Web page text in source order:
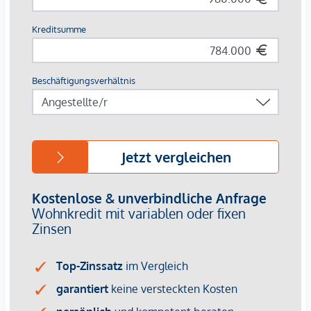
Bodenbelag über Küche und Bäder bis zur
Warum dieses Haus?
Dieses Anwesen bietet die perfekte Kombination aus Ruhe,
Luxus und Nähe zum Wörthersee. Ob als exklusiver
Hauptwohnsitz – hier genießen Sie Lebensqualität in ihrer
schönsten Form. Jede Ecke, jede Terrasse und jeder Raum
erschaffen können.
Ihr neues Zuhause wartet auf Sie – erleben Sie Luxus,
diesem Objekt. Bitte prüfen Sie auch Ihren SPAM-Ordner,